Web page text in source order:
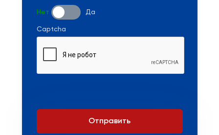
Нет Да
Captcha
Отправить